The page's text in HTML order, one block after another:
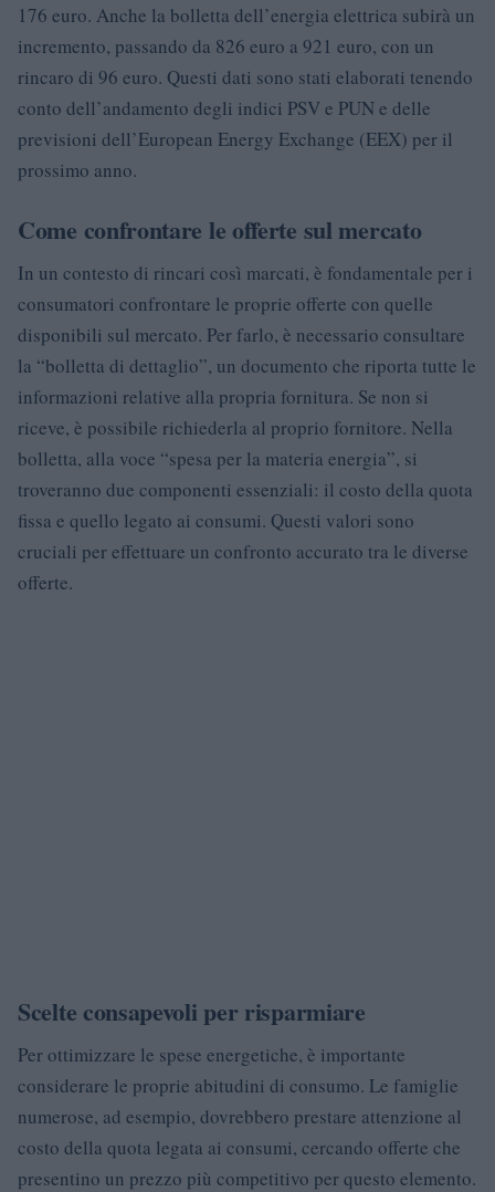
176 euro. Anche la bolletta dell’energia elettrica subirà un
incremento, passando da 826 euro a 921 euro, con un
rincaro di 96 euro. Questi dati sono stati elaborati tenendo
conto dell’andamento degli indici PSV e PUN e delle
previsioni dell’European Energy Exchange (EEX) per il
prossimo anno.
Come confrontare le offerte sul mercato
In un contesto di rincari così marcati, è fondamentale per i
consumatori confrontare le proprie offerte con quelle
disponibili sul mercato. Per farlo, è necessario consultare
la “bolletta di dettaglio”, un documento che riporta tutte le
informazioni relative alla propria fornitura. Se non si
riceve, è possibile richiederla al proprio fornitore. Nella
bolletta, alla voce “spesa per la materia energia”, si
troveranno due componenti essenziali: il costo della quota
fissa e quello legato ai consumi. Questi valori sono
cruciali per effettuare un confronto accurato tra le diverse
offerte.
Scelte consapevoli per risparmiare
Per ottimizzare le spese energetiche, è importante
considerare le proprie abitudini di consumo. Le famiglie
numerose, ad esempio, dovrebbero prestare attenzione al
costo della quota legata ai consumi, cercando offerte che
presentino un prezzo più competitivo per questo elemento.